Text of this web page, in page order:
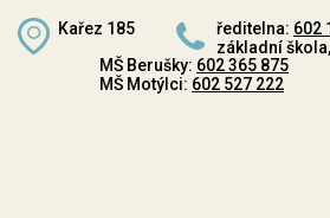
Kařez 185 ředitelna: 602
základní
MŠ Berušky: 602 365 875
MŠ Motýlci: 602 527 222